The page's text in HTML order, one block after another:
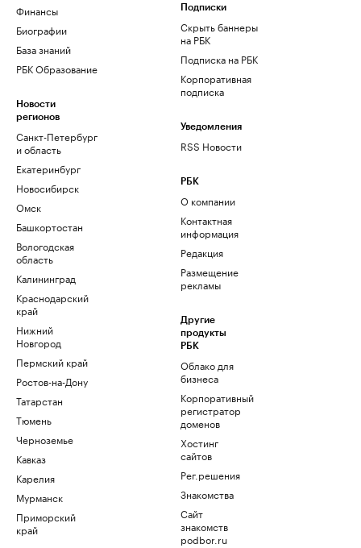
Финансы
Биографии
База знаний
РБК Образование
Новости
регионов
Санкт-Петербург
и область
Екатеринбург
Новосибирск
Омск
Башкортостан
Вологодская
область
Калининград
Краснодарский
край
Нижний
Новгород
Пермский край
Ростов-на-Дону
Татарстан
Тюмень
Черноземье
Кавказ
Карелия
Мурманск
Приморский
край
Подписки
Скрыть баннеры
на РБК
Подписка на РБК
Корпоративная
подписка
Уведомления
RSS Новости
РБК
О компании
Контактная
информация
Редакция
Размещение
рекламы
Другие
продукты
РБК
Облако для
бизнеса
Корпоративный
регистратор
доменов
Хостинг
сайтов
Рег.решения
Знакомства
Сайт
знакомств
podbor.ru